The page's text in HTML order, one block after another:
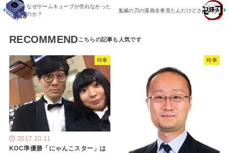
なぜゲームキューブが売れなかった
のか？
鬼滅の刃の漫画全巻見たんだけどさ
RECOMMEND
時事
2017.10.11
KOC準優勝「にゃんこスター」は
時事